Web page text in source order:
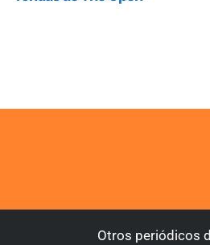
Otros periódicos